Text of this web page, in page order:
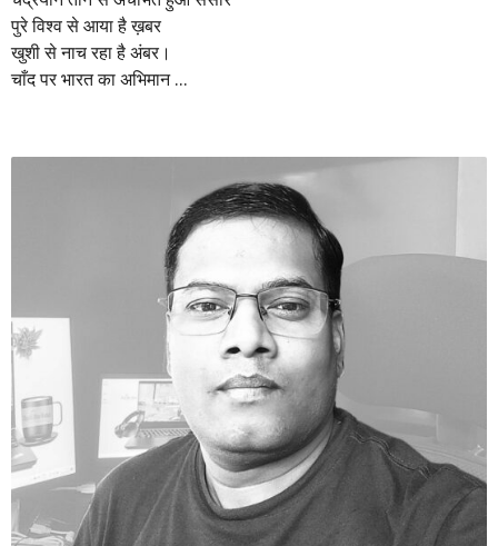
पुरे विश्व से आया है ख़बर
खुशी से नाच रहा है अंबर।
चाँद पर भारत का अभिमान …